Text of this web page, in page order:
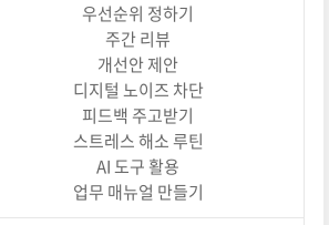
우선순위 정하기
주간 리뷰
개선안 제안
디지털 노이즈 차단
피드백 주고받기
스트레스 해소 루틴
AI 도구 활용
업무 매뉴얼 만들기